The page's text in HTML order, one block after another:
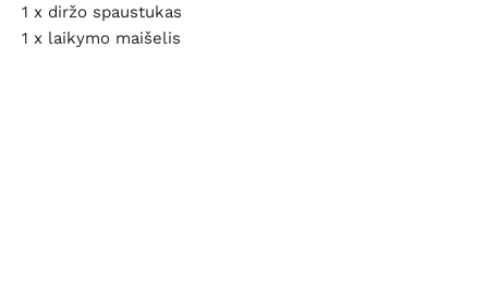
1 x diržo spaustukas
1 x laikymo maišelis